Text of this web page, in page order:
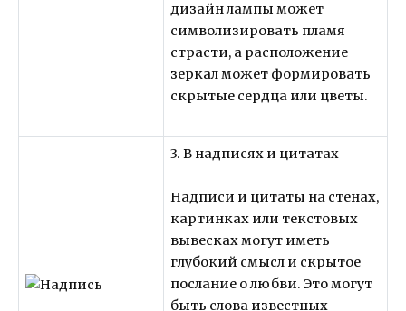
дизайн лампы может
символизировать пламя
страсти, а расположение
зеркал может формировать
скрытые сердца или цветы.
3. В надписях и цитатах
Надписи и цитаты на стенах,
картинках или текстовых
вывесках могут иметь
глубокий смысл и скрытое
послание о любви. Это могут
быть слова известных